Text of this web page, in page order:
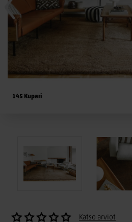
145 Kupari
Katso arviot